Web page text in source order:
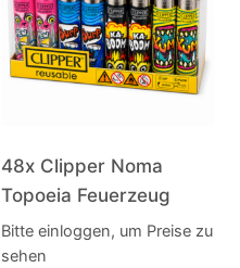
48x Clipper Noma
Topoeia Feuerzeug
Bitte einloggen, um Preise zu
sehen